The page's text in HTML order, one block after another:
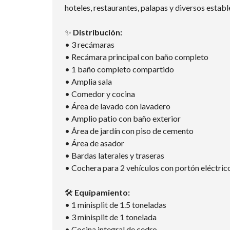
hoteles, restaurantes, palapas y diversos
✨ Distribución:
• 3 recámaras
• Recámara principal con baño completo
• 1 baño completo compartido
• Amplia sala
• Comedor y cocina
• Área de lavado con lavadero
• Amplio patio con baño exterior
• Área de jardín con piso de cemento
• Área de asador
• Bardas laterales y traseras
• Cochera para 2 vehículos con portón
🛠️ Equipamiento:
• 1 minisplit de 1.5 toneladas
• 3 minisplit de 1 tonelada